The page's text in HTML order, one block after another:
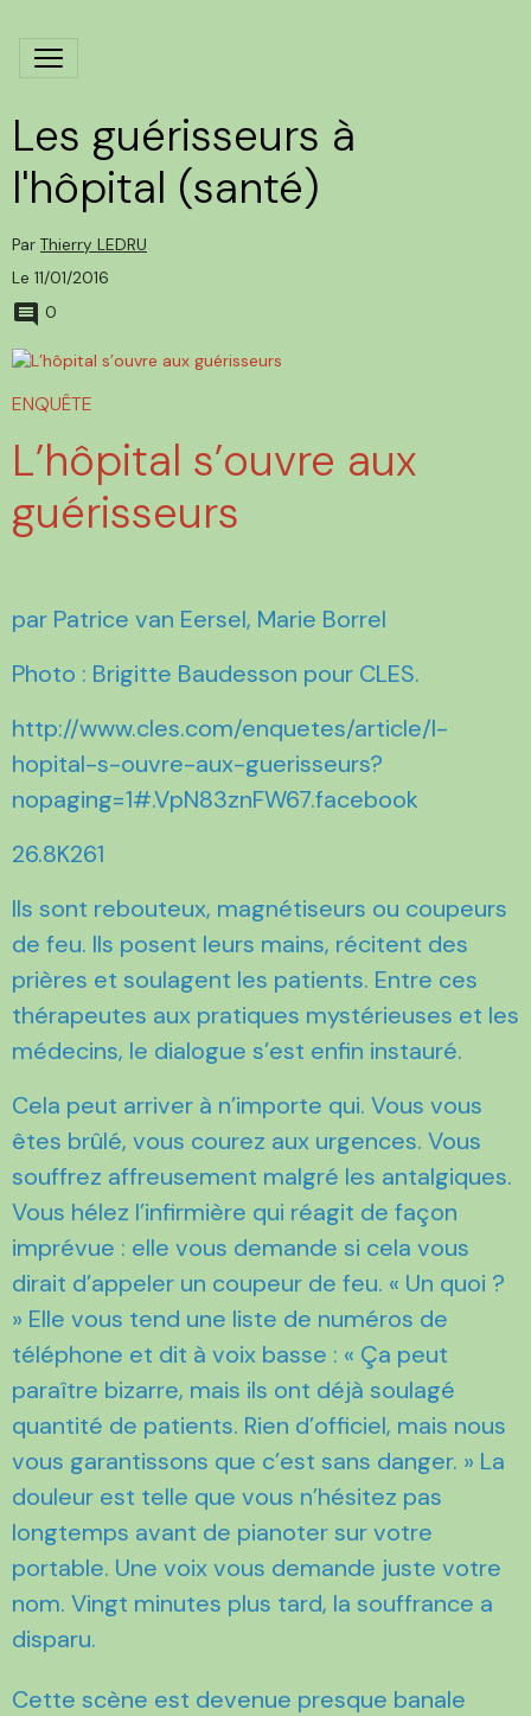
Les guérisseurs à
l'hôpital (santé)
Par Thierry LEDRU
Le 11/01/2016
0
ENQUÊTE
L’hôpital s’ouvre aux
guérisseurs
par Patrice van Eersel, Marie Borrel
Photo : Brigitte Baudesson pour CLES.
http://www.cles.com/enquetes/article/l-
hopital-s-ouvre-aux-guerisseurs?
nopaging=1#.VpN83znFW67.facebook
26.8K261
Ils sont rebouteux, magnétiseurs ou coupeurs
de feu. Ils posent leurs mains, récitent des
prières et soulagent les patients. Entre ces
thérapeutes aux pratiques mystérieuses et les
médecins, le dialogue s’est enfin instauré.
Cela peut arriver à n’importe qui. Vous vous
êtes brûlé, vous courez aux urgences. Vous
souffrez affreusement malgré les antalgiques.
Vous hélez l’infirmière qui réagit de façon
imprévue : elle vous demande si cela vous
dirait d’appeler un coupeur de feu. « Un quoi ?
» Elle vous tend une liste de numéros de
téléphone et dit à voix basse : « Ça peut
paraître bizarre, mais ils ont déjà soulagé
quantité de patients. Rien d’officiel, mais nous
vous garantissons que c’est sans danger. » La
douleur est telle que vous n’hésitez pas
longtemps avant de pianoter sur votre
portable. Une voix vous demande juste votre
nom. Vingt minutes plus tard, la souffrance a
disparu.
Cette scène est devenue presque banale